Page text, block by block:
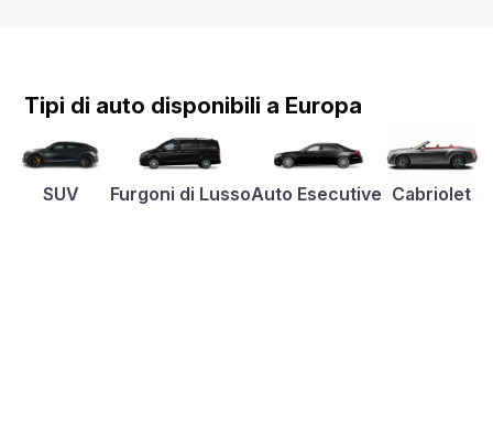
Tipi di auto disponibili a Europa
SUV Furgoni di LussoAuto Esecutive Cabriolet